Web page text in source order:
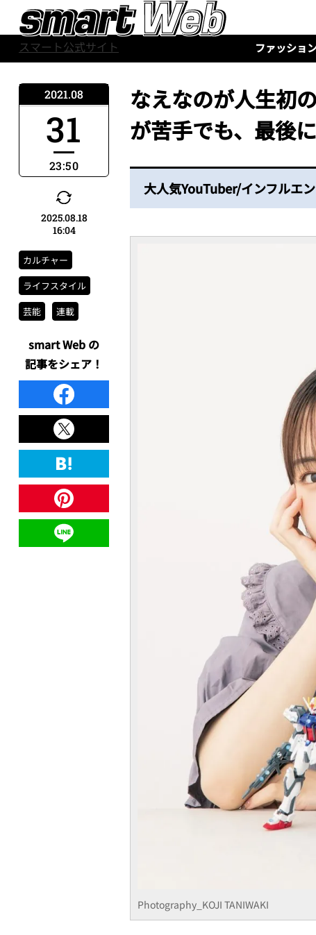
スマート公式サイト
ファッショ
なえなのが人生初
が苦手でも、最後
大人気YouTuber/インフルエ
Photography_KOJI TANIWAKI
2021.08
31
23:50
2025.08.18
16:04
カルチャー
ライフスタイル
芸能
連載
smart Web の
記事をシェア！